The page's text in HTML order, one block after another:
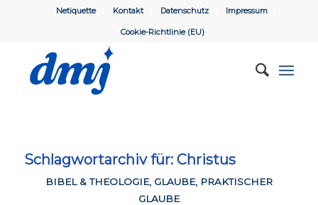
Netiquette Kontakt Datenschutz Impressum
Cookie-Richtlinie (EU)
Schlagwortarchiv für: Christus
BIBEL & THEOLOGIE, GLAUBE, PRAKTISCHER
GLAUBE